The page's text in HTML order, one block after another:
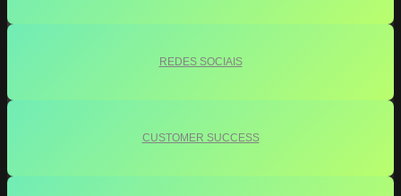
REDES SOCIAIS
CUSTOMER SUCCESS